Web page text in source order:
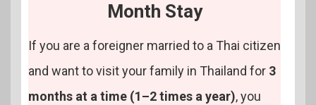
Month Stay
If you are a foreigner married to a Thai citizen
and want to visit your family in Thailand for 3
months at a time (1–2 times a year), you